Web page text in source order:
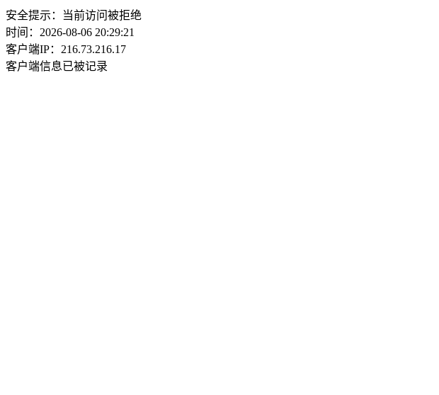
安全提示：当前访问被拒绝
时间：2026-08-06 20:29:21
客户端IP：216.73.216.17
客户端信息已被记录